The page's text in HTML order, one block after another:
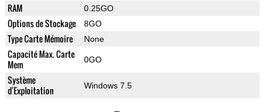
RAM 0.25GO
Options de Stockage 8GO
Type Carte Mémoire None
Capacité Max. Carte
Mem
0GO
Système
d'Exploitation
Windows 7.5